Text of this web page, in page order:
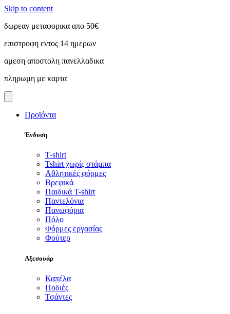
Skip to content
δωρεαν μεταφορικα απο 50€
επιστροφη εντος 14 ημερων
αμεση αποστολη πανελλαδικα
πληρωμη με καρτα
Προϊόντα
Ένδυση
T-shirt
Tshirt χωρίς στάμπα
Αθλητικές φόρμες
Βρεφικά
Παιδικά T-shirt
Παντελόνια
Πανωφόρια
Πόλο
Φόρμες εργασίας
Φούτερ
Αξεσουάρ
Καπέλα
Ποδιές
Τσάντες